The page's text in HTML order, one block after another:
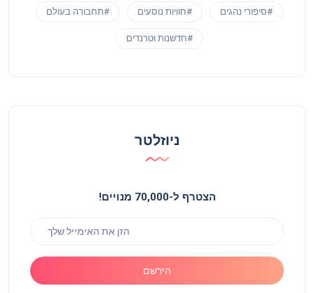
#סיפורי נהגים #חוויות נוסעים #תחבורה בעולם
#חדשנות וטרנדים
ניוזלטר
הצטרף ל-70,000 מנויים!
הירשם